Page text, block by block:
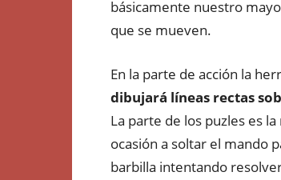
básicamente nuestro
que se mueven.
En la parte de acción la
dibujará líneas rectas
La parte de los puzles es
ocasión a soltar el mando
barbilla intentando